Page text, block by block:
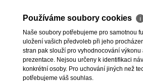
Používáme soubory cookies ℹ
Naše soubory potřebujeme pro samotnou
uložení vašich předvoleb při jeho
stran pak slouží pro vyhodnocování
prezentace. Nejsou určeny k identifikaci
konkrétní osoby. Pro uchování jiných než
potřebujeme váš souhlas.